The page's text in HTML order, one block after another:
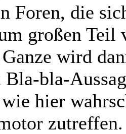
Foren, die
großen
wird
Bla-bla-
wie hier
zutreffen.